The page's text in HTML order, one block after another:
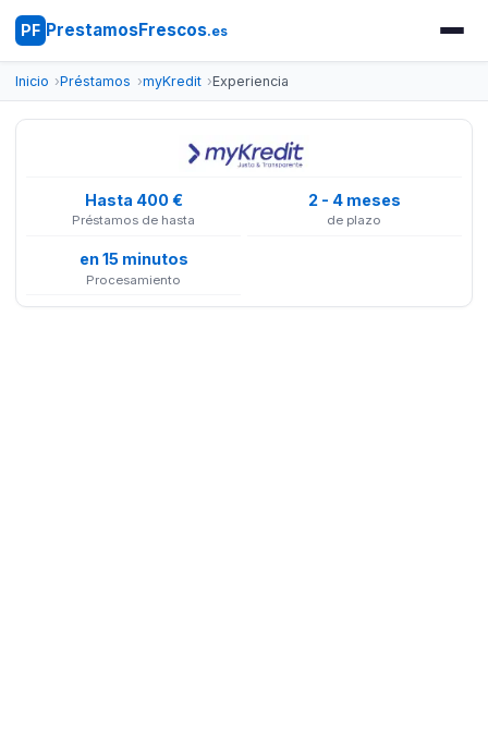
PF PrestamosFrescos.es
Inicio Préstamos myKredit Experiencia
Hasta 400 €
Préstamos de hasta
2 - 4 meses
de plazo
en 15 minutos
Procesamiento